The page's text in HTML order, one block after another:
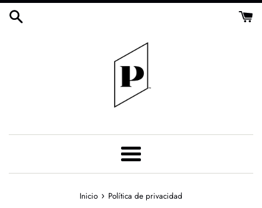
Ir
directamente
Más
Inicio › Política de privacidad